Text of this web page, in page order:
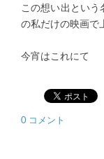
この想い出という
の私だけの映画で
今宵はこれにて
0 コメント